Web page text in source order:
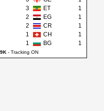
3 ET
1
2 EG
1
2 CR
1
1 CH
1
1 BG 1
- Tracking ON